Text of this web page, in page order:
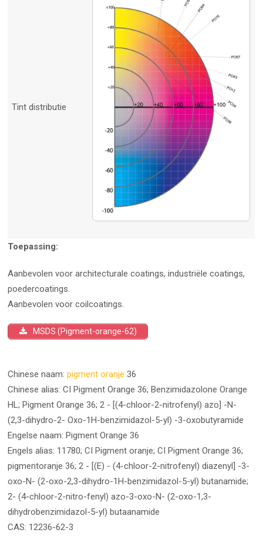
Tint distributie
Toepassing:
Aanbevolen voor architecturale coatings, industriële coatings,
poedercoatings.
Aanbevolen voor coilcoatings.
MSDS (Pigment-orange-62)
Chinese naam:pigment oranje 36
Chinese alias: CI Pigment Orange 36; Benzimidazolone Orange
HL; Pigment Orange 36; 2 - [(4-chloor-2-nitrofenyl) azo] -N-
(2,3-dihydro-2- Oxo-1H-benzimidazol-5-yl) -3-oxobutyramide
Engelse naam: Pigment Orange 36
Engels alias: 11780; CI Pigment oranje; CI Pigment Orange 36;
pigmentoranje 36; 2 - [(E) - (4-chloor-2-nitrofenyl) diazenyl] -3-
oxo-N- (2-oxo-2,3-dihydro-1H-benzimidazol-5-yl) butanamide;
2- (4-chloor-2-nitro-fenyl) azo-3-oxo-N- (2-oxo-1,3-
dihydrobenzimidazol-5-yl) butaanamide
CAS: 12236-62-3